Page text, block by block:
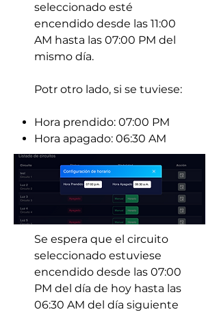
seleccionado esté
encendido desde las 11:00
AM hasta las 07:00 PM del
mismo día.
Potr otro lado, si se tuviese:
Hora prendido: 07:00 PM
Hora apagado: 06:30 AM
Se espera que el circuito
seleccionado estuviese
encendido desde las 07:00
PM del día de hoy hasta las
06:30 AM del día siguiente